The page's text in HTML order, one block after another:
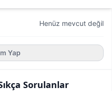
Henüz mevcut değil
Yap
Sorulanlar